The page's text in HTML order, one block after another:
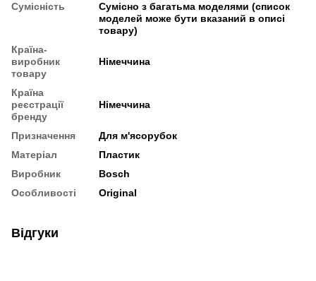
Сумісність
Сумісно з багатьма моделями (список
моделей може бути вказаний в описі
товару)
Країна-
виробник
товару
Німеччина
Країна
реєстрації
бренду
Німеччина
Призначення
Для м'ясорубок
Матеріал
Пластик
Виробник
Bosch
Особливості
Original
Відгуки